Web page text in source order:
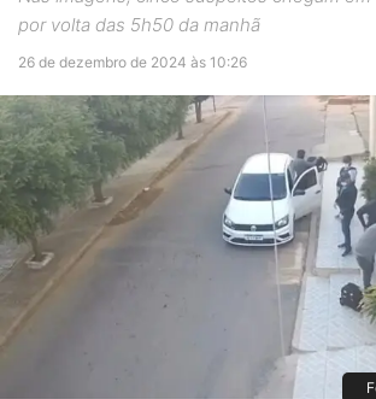
por volta das 5h50 da manhã
26 de dezembro de 2024 às 10:26